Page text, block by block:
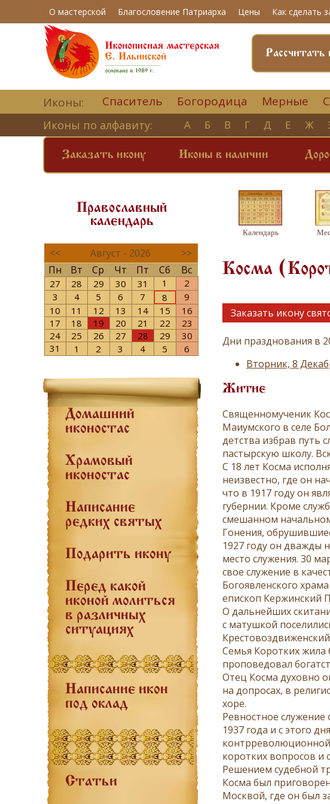
О мастерской Благословение Патриарха Цены Как сделать
Рассчитать
Иконы: Спаситель Богородица Мерные
Иконы по алфавиту: А Б В Г Д Е Ж
Заказать икону Иконы в наличии
Православный
календарь
<< Август - 2026
>>
Пн
Вт Ср Чт Пт Сб Вс
27 28 29 30 31 1
2
3
4 5 6 7 8
9
10
11 12 13 14 15
16
17
18 19 20 21 22
23
24
25 26 27 28 29
30
31
1 2 3 4 5 6
Домашний
иконостас
Храмовый
иконостас
Написание
редких святых
Подарить икону
Перед какой
иконой молиться
в различных
ситуациях
Написание икон
под оклад
Статьи
Календарь
Косма
Заказать икону
Дни празднования в
Вторник, 8
Житие
Священномученик
Маиумского в селе
детства избрав путь
пастырскую школу.
С 18 лет Косма
неизвестно, где он
что в 1917 году он
губернии. Кроме
смешанном
Гонения,
1927 году он дважды
место служения. 30
свое служение в
Богоявленского
епископ Кержинский
О дальнейших
с матушкой
Семья Коротких жила
проповедовал
Отец Косма духовно
на допросах, в
хоре.
Ревностное
1937 года и с этого
контрреволюционной
коротких вопросов и
Решением судебной
Косма был
Москвой, где он был